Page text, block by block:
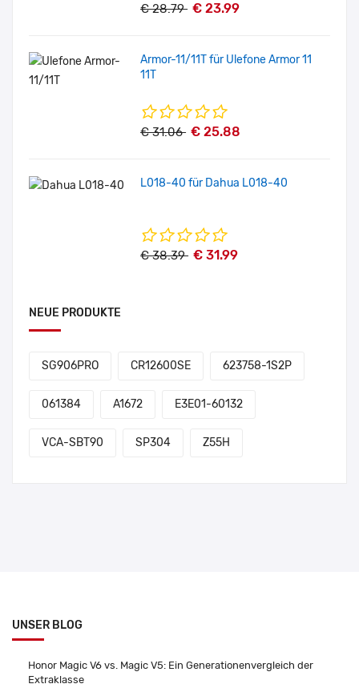
€ 28.79 € 23.99
Armor-11/11T für Ulefone Armor 11
11T
€ 31.06 € 25.88
L018-40 für Dahua L018-40
€ 38.39 € 31.99
NEUE PRODUKTE
SG906PRO CR12600SE 623758-1S2P
061384 A1672 E3E01-60132
VCA-SBT90 SP304 Z55H
UNSER BLOG
Honor Magic V6 vs. Magic V5: Ein Generationenvergleich der
Extraklasse